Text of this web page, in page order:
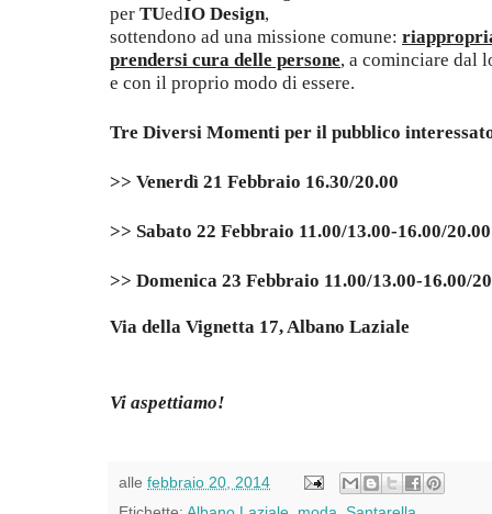
per TUedIO Design,
sottendono ad una missione comune:
prendersi cura delle persone, a cominciare dal
e con il proprio modo di essere.
Tre Diversi Momenti per il pubblico
>> Venerdì 21 Febbraio 16.30/20.00
>> Sabato 22 Febbraio 11.00/13.00-16.00/20.00
>> Domenica 23 Febbraio 11.00/13.00-16.00/
Via della Vignetta 17, Albano Laziale
Vi aspettiamo!
alle febbraio 20, 2014